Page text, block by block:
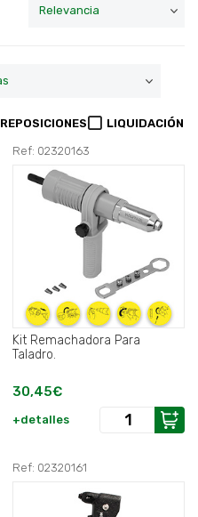
REPOSICIONES LIQUIDACIÓN
Ref: 02320163
Kit Remachadora Para
Taladro.
30,45€
+detalles
Ref: 02320161